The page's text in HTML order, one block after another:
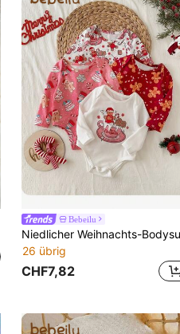
Bebeilu
26 übrig
CHF7,82